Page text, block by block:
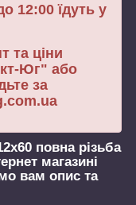
12:00 їдуть у
та ціни
Юг" або
за
повна різьба
магазині
вам опис та